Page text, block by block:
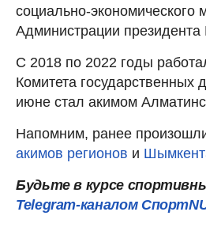
социально-экономического
Администрации президента
С 2018 по 2022 годы
Комитета
июне стал акимом
Напомним, ранее
акимов регионов и
Будьте в курсе
Telegram-каналом